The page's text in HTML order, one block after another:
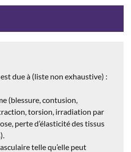
due à (liste non exhaustive) :
(blessure, contusion,
torsion, irradiation par
perte d’élasticité des tissus
telle qu’elle peut